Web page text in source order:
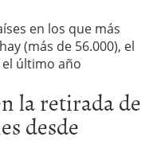
en los que más
(más de 56.000), el
último año
la retirada de
desde